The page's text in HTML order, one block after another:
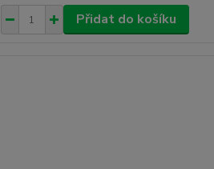
Přidat do košíku